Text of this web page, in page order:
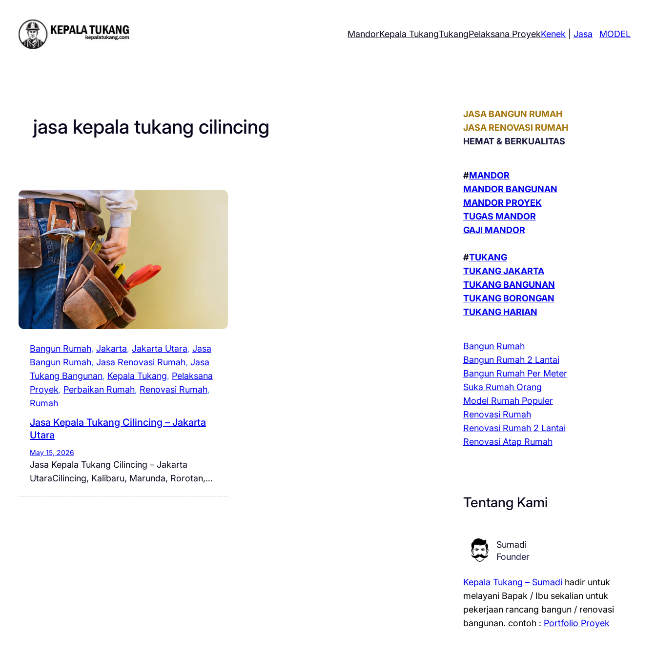
content
MandorKepala TukangTukangPelaksana ProyekKenek |Jasa MODEL
jasa kepala tukang cilincing
Bangun Rumah, Jakarta, Jakarta Utara, Jasa
Bangun Rumah, Jasa Renovasi Rumah, Jasa
Tukang Bangunan, Kepala Tukang, Pelaksana
Proyek, Perbaikan Rumah, Renovasi Rumah
Rumah
Jasa Kepala Tukang Cilincing – Jakarta
Utara
May 15, 2026
Jasa Kepala Tukang Cilincing – Jakarta
UtaraCilincing, Kalibaru, Marunda, Rorotan,…
JASA BANGUN RUMAH
JASA RENOVASI RUMAH
HEMAT & BERKUALITAS
#MANDOR
MANDOR BANGUNAN
MANDOR PROYEK
TUGAS MANDOR
GAJI MANDOR
#TUKANG
TUKANG JAKARTA
TUKANG BANGUNAN
TUKANG BORONGAN
TUKANG HARIAN
Bangun Rumah
Bangun Rumah 2 Lantai
Bangun Rumah Per Meter
Suka Rumah Orang
Model Rumah Populer
Renovasi Rumah
Renovasi Rumah 2 Lantai
Renovasi Atap Rumah
Tentang Kami
Sumadi
Founder
Kepala Tukang – Sumadihadir untuk
melayani Bapak / Ibu sekalian untuk
pekerjaan rancang bangun / renovasi
bangunan. contoh : Portfolio Proyek